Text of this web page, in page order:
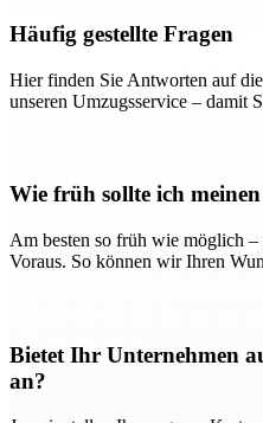
Häufig gestellte Fragen
Hier finden Sie Antworten auf
unseren Umzugsservice – damit
Wie früh sollte ich
Am besten so früh wie möglich
Voraus. So können wir Ihren
Bietet Ihr Unternehmen
an?